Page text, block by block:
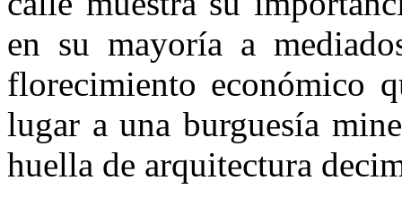
en su mayoría a
florecimiento económico
lugar a una burguesía
huella de arquitectura